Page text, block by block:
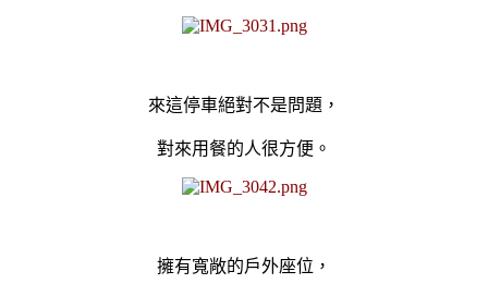
來這停車絕對不是問題，
對來用餐的人很方便。
擁有寬敞的戶外座位，